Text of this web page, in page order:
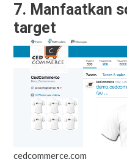
7. Manfaatkan
target
cedcommerce.com